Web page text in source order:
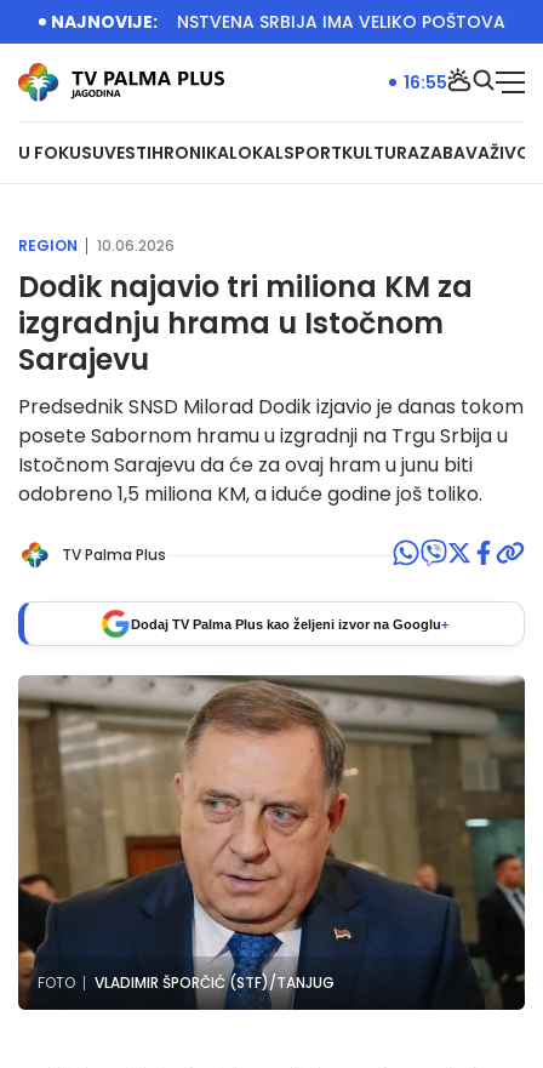
NAJNOVIJE:
BETULA: JEDINSTVENA SRBIJA IMA VELIKO POŠTOVANJE
U FOKUSUVESTIHRONIKALOKALSPORTKULTURAZABAVAŽIVOT
16:55
REGION 10.06.2026
Dodik najavio tri miliona KM za
izgradnju hrama u Istočnom
Sarajevu
Predsednik SNSD Milorad Dodik izjavio je danas tokom
posete Sabornom hramu u izgradnji na Trgu Srbija u
Istočnom Sarajevu da će za ovaj hram u junu biti
odobreno 1,5 miliona KM, a iduće godine još toliko.
TV Palma Plus
Dodaj TV Palma Plus kao željeni izvor na Googlu+
FOTO VLADIMIR ŠPORČIĆ (STF)/TANJUG